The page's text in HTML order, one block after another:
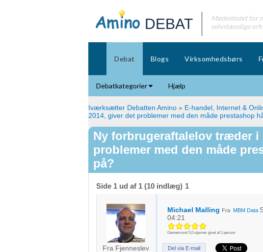
DEBAT
Mødestedet for
selvstændige
Debat Blogs Virksomhedsbørs
Debatkategorier Hjælp
Iværksætter Debatten Amino » E-handel, Internet &
2014, giver det problemer med den måde prestashop
Ny forbrugeraftalelov træder i
problemer med den måde
på?
Side 1 ud af 1 (10 indlæg) 1
Fra Fjenneslev
Michael Malling Fra MBM Data
04:21
Gennemsnit 5,0stjerner givet af 1person
Del via E-mail